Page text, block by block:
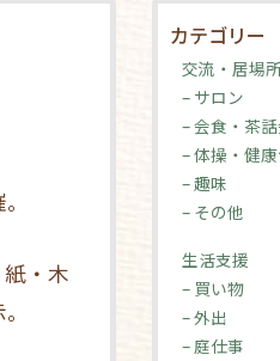
・木
カテゴリー
交流・居場
– サロン
– 会食・茶
– 体操・健
– 趣味
– その他
生活支援
– 買い物
– 外出
– 庭仕事